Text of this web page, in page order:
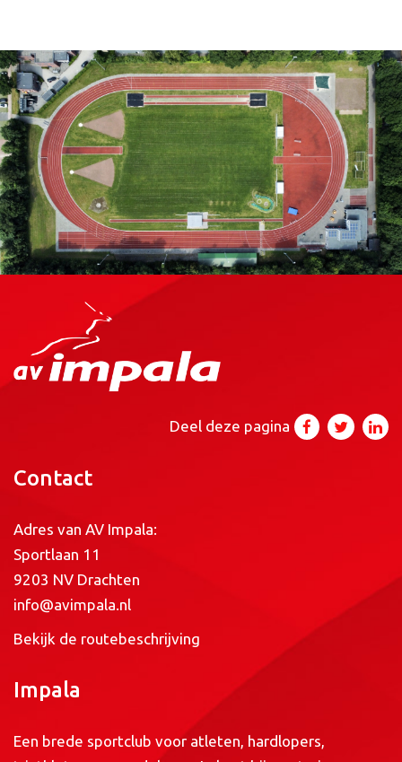
Deel deze pagina
Contact
Adres van AV Impala:
Sportlaan 11
9203 NV Drachten
info@avimpala.nl
Bekijk de routebeschrijving
Impala
Een brede sportclub voor atleten, hardlopers,